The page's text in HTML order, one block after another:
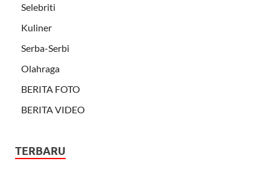
Selebriti
Kuliner
Serba-Serbi
Olahraga
BERITA FOTO
BERITA VIDEO
TERBARU